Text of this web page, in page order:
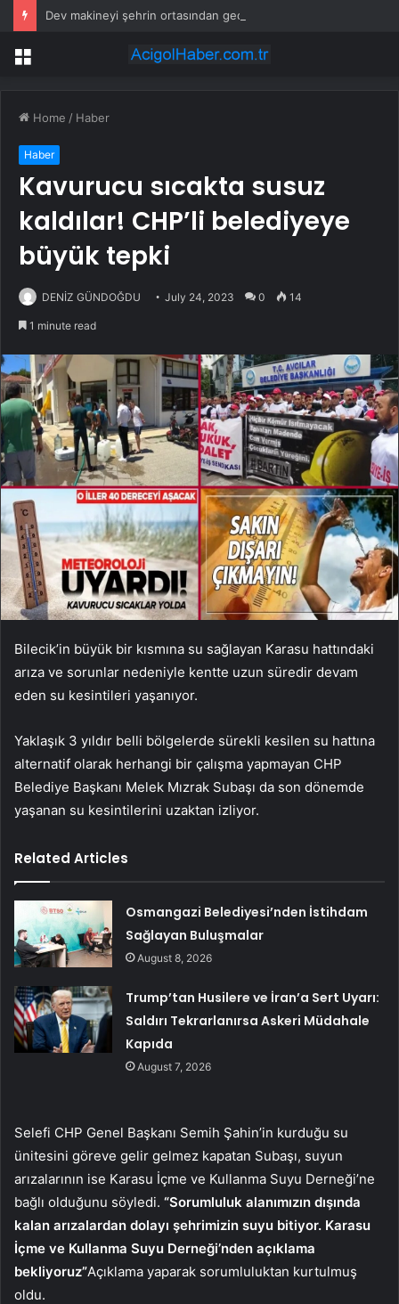
Menu
Home / Haber
Haber
Kavurucu sıcakta susuz
kaldılar! CHP’li belediyeye
büyük tepki
DENİZ GÜNDOĞDU July 24, 2023 0 14
1 minute read
Bilecik’in büyük bir kısmına su sağlayan Karasu hattındaki
arıza ve sorunlar nedeniyle kentte uzun süredir devam
eden su kesintileri yaşanıyor.
Yaklaşık 3 yıldır belli bölgelerde sürekli kesilen su hattına
alternatif olarak herhangi bir çalışma yapmayan CHP
Belediye Başkanı Melek Mızrak Subaşı da son dönemde
yaşanan su kesintilerini uzaktan izliyor.
Related Articles
Osmangazi Belediyesi’nden İstihdam
Sağlayan Buluşmalar
August 8, 2026
Trump’tan Husilere ve İran’a Sert Uyarı:
Saldırı Tekrarlanırsa Askeri Müdahale
Kapıda
August 7, 2026
Selefi CHP Genel Başkanı Semih Şahin’in kurduğu su
ünitesini göreve gelir gelmez kapatan Subaşı, suyun
arızalarının ise Karasu İçme ve Kullanma Suyu Derneği’ne
bağlı olduğunu söyledi. “Sorumluluk alanımızın dışında
kalan arızalardan dolayı şehrimizin suyu bitiyor. Karasu
İçme ve Kullanma Suyu Derneği’nden açıklama
bekliyoruz”Açıklama yaparak sorumluluktan kurtulmuş
oldu.